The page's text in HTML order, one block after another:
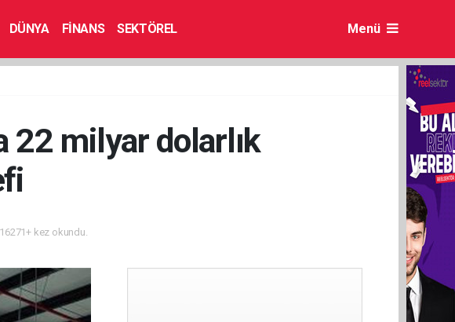
DÜNYA FİNANS SEKTÖREL Menü
22 milyar dolarlık
kez okundu.